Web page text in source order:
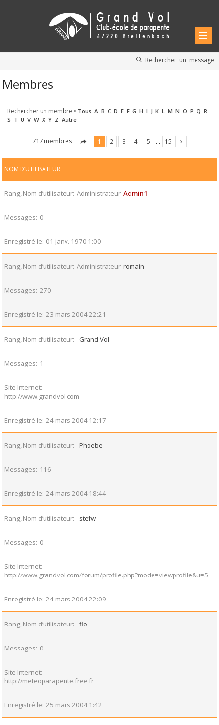
Rechercher un message
Membres
Rechercher un membre • Tous A B C D E F G H I J K L M N O P Q R
S T U V W X Y Z Autre
717 membres 1 2 3 4 5 … 15
NOM D’UTILISATEUR
Rang, Nom d’utilisateur Administrateur Admin1
Messages 0
Enregistré le 01 janv. 1970 1:00
Rang, Nom d’utilisateur Administrateur romain
Messages 270
Enregistré le 23 mars 2004 22:21
Rang, Nom d’utilisateur Grand Vol
Messages 1
Site Internet
http://www.grandvol.com
Enregistré le 24 mars 2004 12:17
Rang, Nom d’utilisateur Phoebe
Messages 116
Enregistré le 24 mars 2004 18:44
Rang, Nom d’utilisateur stefw
Messages 0
Site Internet
http://www.grandvol.com/forum/profile.php?mode=viewprofile&u=5
Enregistré le 24 mars 2004 22:09
Rang, Nom d’utilisateur flo
Messages 0
Site Internet
http://meteoparapente.free.fr
Enregistré le 25 mars 2004 1:42